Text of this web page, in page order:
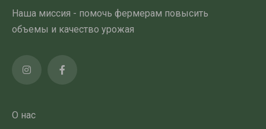
Наша миссия - помочь фермерам повысить
объемы и качество урожая
О нас